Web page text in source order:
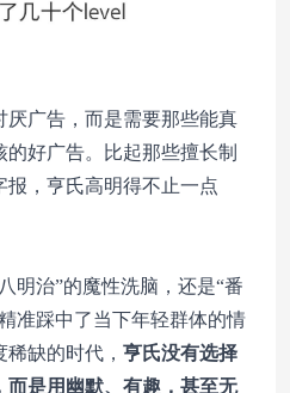
厌广告，而是需要那些能真
好广告。比起那些擅长制
，亨氏高明得不止一点
明治”的魔性洗脑，还是“番
准踩中了当下年轻群体的情
缺的时代， 亨氏没有选择
而是用幽默、有趣，甚至无